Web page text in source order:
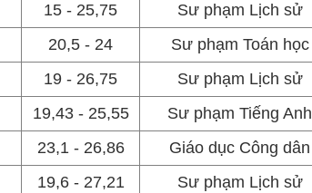
15 - 25,75
Sư phạm Lịch sử
20,5 - 24
Sư phạm Toán học
19 - 26,75
Sư phạm Lịch sử
19,43 - 25,55
Sư phạm Tiếng Anh
23,1 - 26,86
Giáo dục Công dân
19,6 - 27,21
Sư phạm Lịch sử